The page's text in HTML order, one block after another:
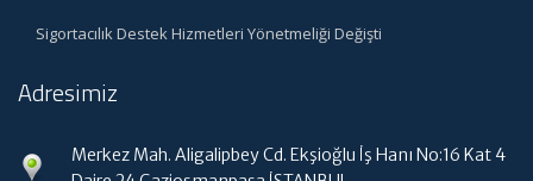
Sigortacılık Destek Hizmetleri Yönetmeliği Değişti
Adresimiz
Merkez Mah. Aligalipbey Cd. Ekşioğlu İş Hanı No:16 Kat 4